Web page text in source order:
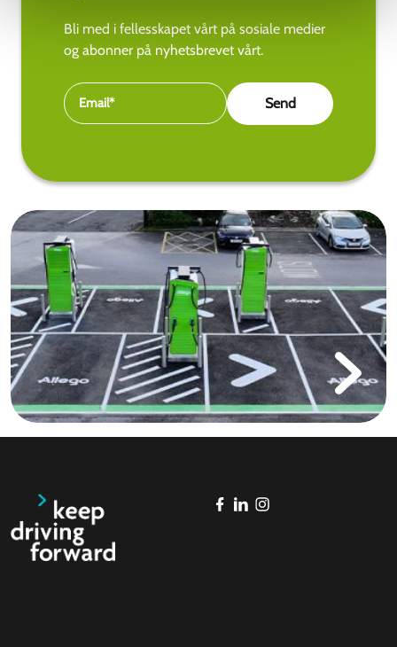
Bli med i fellesskapet vårt på sosiale medier
og abonner på nyhetsbrevet vårt.